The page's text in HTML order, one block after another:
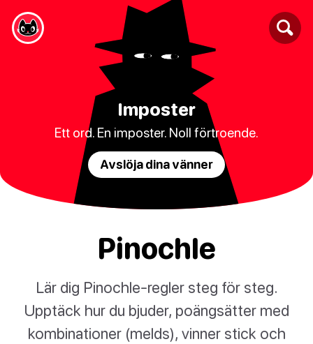
Imposter
Ett ord. En imposter. Noll förtroende.
Avslöja dina vänner
Pinochle
Lär dig Pinochle-regler steg för steg.
Upptäck hur du bjuder, poängsätter med
kombinationer (melds), vinner stick och